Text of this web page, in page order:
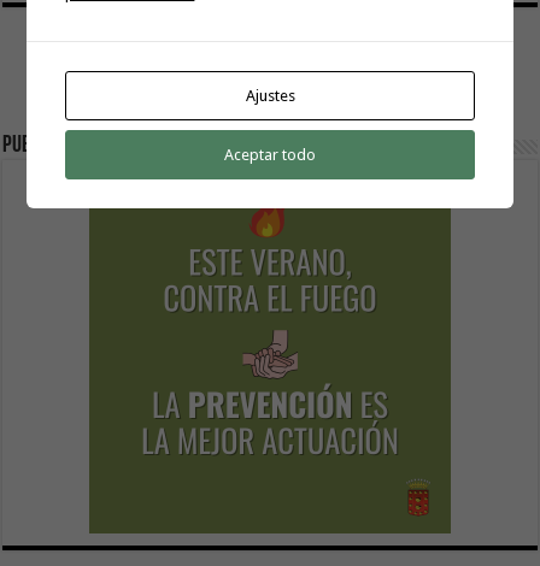
Publicidad
Ajustes
Aceptar todo